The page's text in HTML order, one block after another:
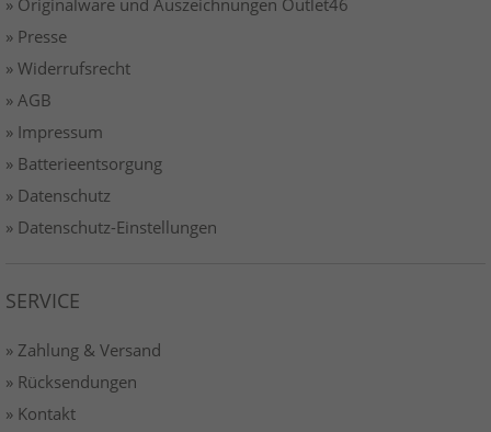
» Presse
» Widerrufsrecht
» AGB
» Impressum
» Batterieentsorgung
» Datenschutz
» Datenschutz-Einstellungen
SERVICE
» Zahlung & Versand
» Rücksendungen
» Kontakt